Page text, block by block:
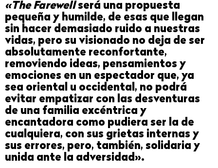
«The Farewell será una propuesta
pequeña y humilde, de esas que llegan
sin hacer demasiado ruido a nuestras
vidas, pero su visionado no deja de ser
absolutamente reconfortante,
removiendo ideas, pensamientos y
emociones en un espectador que, ya
sea oriental u occidental, no podrá
evitar empatizar con las desventuras
de una familia excéntrica y
encantadora como pudiera ser la de
cualquiera, con sus grietas internas y
sus errores, pero, también, solidaria y
unida ante la adversidad».